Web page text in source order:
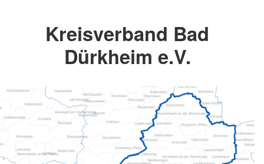
Kreisverband Bad
Dürkheim e.V.